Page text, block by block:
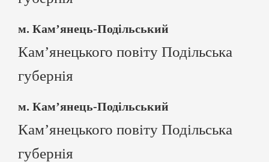
м. Кам’янець-Подільський
Кам’янецького повіту Подільська
губернія
м. Кам’янець-Подільський
Кам’янецького повіту Подільська
губернія